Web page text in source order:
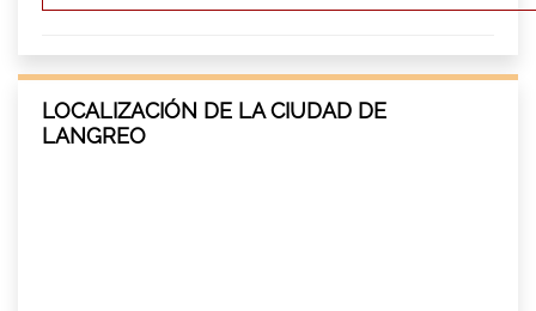
LOCALIZACIÓN DE LA CIUDAD DE
LANGREO